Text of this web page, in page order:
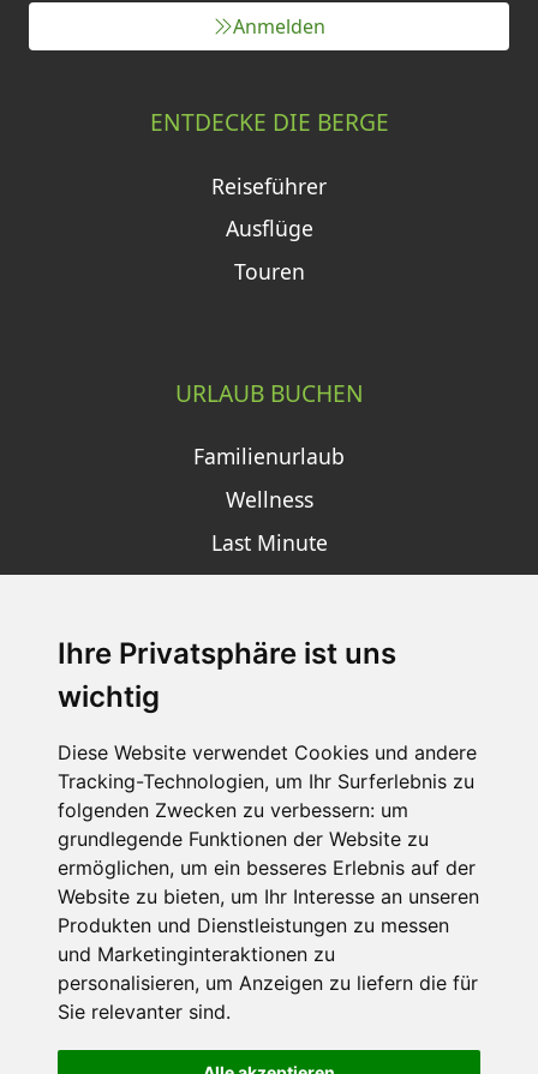
Ihre Privatsphäre ist uns
wichtig
Diese Website verwendet Cookies und andere
Tracking-Technologien, um Ihr Surferlebnis zu
folgenden Zwecken zu verbessern: um
grundlegende Funktionen der Website zu
ermöglichen, um ein besseres Erlebnis auf der
Website zu bieten, um Ihr Interesse an unseren
Produkten und Dienstleistungen zu messen
und Marketinginteraktionen zu
personalisieren, um Anzeigen zu liefern die für
Sie relevanter sind.
Anmelden
ENTDECKE DIE BERGE
Reiseführer
Ausflüge
Touren
URLAUB BUCHEN
Familienurlaub
Wellness
Last Minute
SCHNEEHÖHEN SKI APP
Die Schneehoehen Ski APP für iOS und Android - Ein
Muss für alle Wintersportler und Schneefreaks!
Impressum
Datenschutz
Nutzungsbedingungen
Portale
FAQ Newsletter Mediadaten